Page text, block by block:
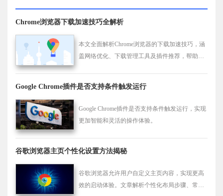
Chrome浏览器下载加速技巧全解析
本文全面解析Chrome浏览器的下载加速技巧，涵
盖网络优化、下载管理工具及插件推荐，帮助用
Google Chrome插件是否支持条件触发运行
Google Chrome插件是否支持条件触发运行，实现
更加智能和灵活的操作体验。
谷歌浏览器主页个性化设置方法揭秘
谷歌浏览器允许用户自定义主页内容，实现更高
效的启动体验。文章解析个性化布局步骤、常见